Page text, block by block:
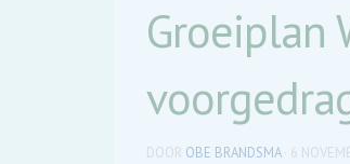
Groeiplan
DOOR OBE BRANDSMA 6